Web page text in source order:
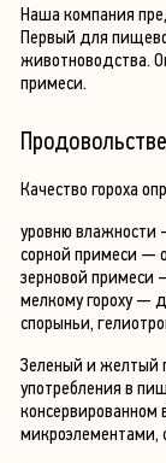
Наша компания
Первый для
животноводства.
примеси.
Качество гороха
уровню влажности
сорной примеси —
зерновой примеси
мелкому гороху —
спорыньи,
Зеленый и желтый
употребления в
микроэлементами,